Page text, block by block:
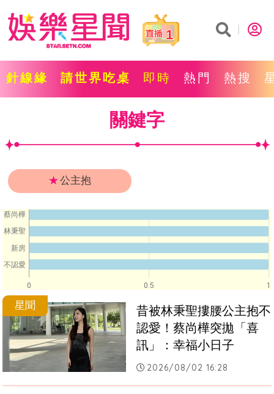
1
針線緣 請世界吃桌 即時 熱門 熱搜
關鍵字
★公主抱
0 0.5 1
蔡尚樺
林秉聖
新房
不認愛
星聞
昔被林秉聖摟腰公主抱不
認愛！蔡尚樺突拋「喜
訊」：幸福小日子
2026/08/02 16:28